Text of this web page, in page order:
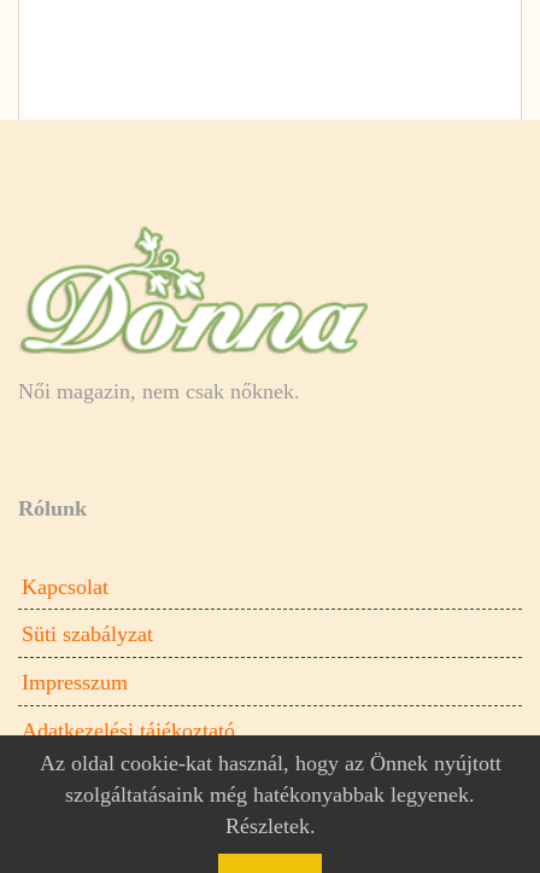
Női magazin, nem csak nőknek.
Rólunk
Kapcsolat
Süti szabályzat
Impresszum
Adatkezelési tájékoztató
Donna.hu női magazin © 2026
Az oldal cookie-kat használ, hogy az Önnek nyújtott
szolgáltatásaink még hatékonyabbak legyenek.
Részletek.